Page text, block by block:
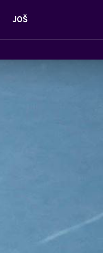
JOŠ